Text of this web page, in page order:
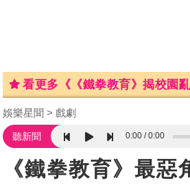
看更多《《鐵拳教育》揭校園
娛樂星聞 戲劇
聽新聞 0:00 0:00
《鐵拳教育》最惡